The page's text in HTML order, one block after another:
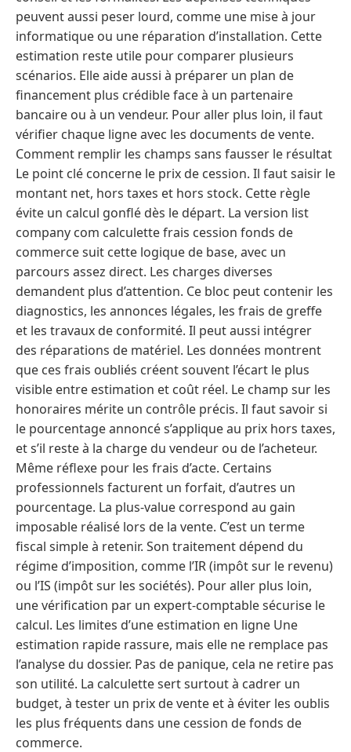
peuvent aussi peser lourd, comme une mise à jour
informatique ou une réparation d’installation. Cette
estimation reste utile pour comparer plusieurs
scénarios. Elle aide aussi à préparer un plan de
financement plus crédible face à un partenaire
bancaire ou à un vendeur. Pour aller plus loin, il faut
vérifier chaque ligne avec les documents de vente.
Comment remplir les champs sans fausser le résultat
Le point clé concerne le prix de cession. Il faut saisir le
montant net, hors taxes et hors stock. Cette règle
évite un calcul gonflé dès le départ. La version list
company com calculette frais cession fonds de
commerce suit cette logique de base, avec un
parcours assez direct. Les charges diverses
demandent plus d’attention. Ce bloc peut contenir les
diagnostics, les annonces légales, les frais de greffe
et les travaux de conformité. Il peut aussi intégrer
des réparations de matériel. Les données montrent
que ces frais oubliés créent souvent l’écart le plus
visible entre estimation et coût réel. Le champ sur les
honoraires mérite un contrôle précis. Il faut savoir si
le pourcentage annoncé s’applique au prix hors taxes,
et s’il reste à la charge du vendeur ou de l’acheteur.
Même réflexe pour les frais d’acte. Certains
professionnels facturent un forfait, d’autres un
pourcentage. La plus-value correspond au gain
imposable réalisé lors de la vente. C’est un terme
fiscal simple à retenir. Son traitement dépend du
régime d’imposition, comme l’IR (impôt sur le revenu)
ou l’IS (impôt sur les sociétés). Pour aller plus loin,
une vérification par un expert-comptable sécurise le
calcul. Les limites d’une estimation en ligne Une
estimation rapide rassure, mais elle ne remplace pas
l’analyse du dossier. Pas de panique, cela ne retire pas
son utilité. La calculette sert surtout à cadrer un
budget, à tester un prix de vente et à éviter les oublis
les plus fréquents dans une cession de fonds de
commerce.